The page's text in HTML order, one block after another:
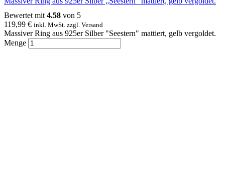
Bewertet mit 4.58 von 5
119,99 € inkl. MwSt. zzgl. Versand
Massiver Ring aus 925er Silber "Seestern" mattiert, gelb vergoldet.
Menge